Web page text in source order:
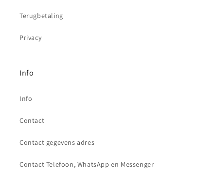
Terugbetaling
Privacy
Info
Info
Contact
Contact gegevens adres
Contact Telefoon, WhatsApp en Messenger